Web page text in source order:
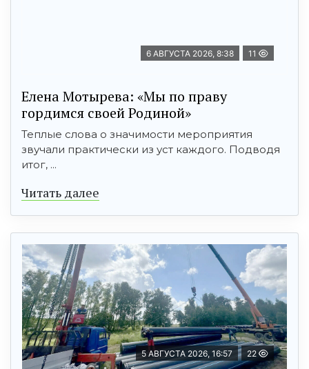
6 АВГУСТА 2026, 8:38 11
Елена Мотырева: «Мы по праву
гордимся своей Родиной»
Теплые слова о значимости мероприятия
звучали практически из уст каждого. Подводя
итог, ...
Читать далее
5 АВГУСТА 2026, 16:57 22